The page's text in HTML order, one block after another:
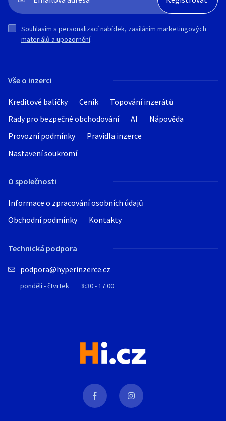
Vše o inzerci
Kreditové balíčky Ceník
Topování inzerátů
Rady pro bezpečné obchodování
AI
Nápověda
Provozní podmínky
Pravidla inzerce
Nastavení soukromí
O společnosti
Informace o zpracování osobních údajů
Obchodní podmínky
Kontakty
Technická podpora
podpora@hyperinzerce.cz
pondělí - čtvrtek 8:30 - 17:00
Souhlasím s personalizací nabídek, zasíláním marketingových
materiálů a upozornění.